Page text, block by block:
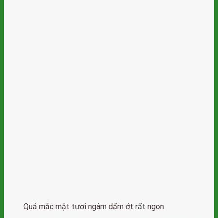
Quả mắc mật tươi ngâm dấm ớt rất ngon